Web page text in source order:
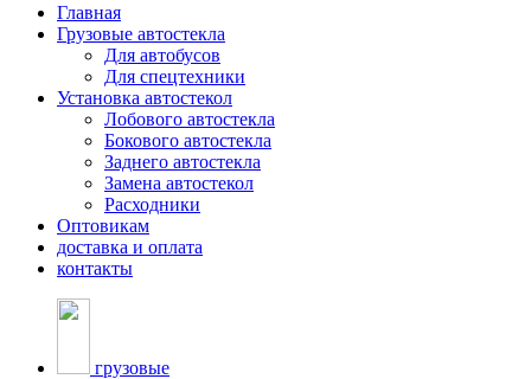
Главная
Грузовые автостекла
Для автобусов
Для спецтехники
Установка автостекол
Лобового автостекла
Бокового автостекла
Заднего автостекла
Замена автостекол
Расходники
Оптовикам
доставка и оплата
контакты
грузовые